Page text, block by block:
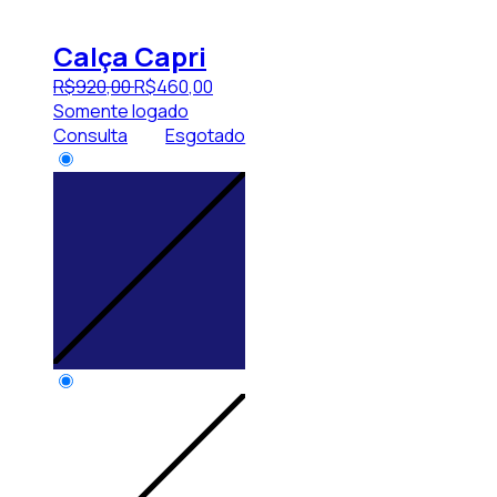
Calça Capri
R$920,00R$460,00
Somente logado
Consulta
Esgotado